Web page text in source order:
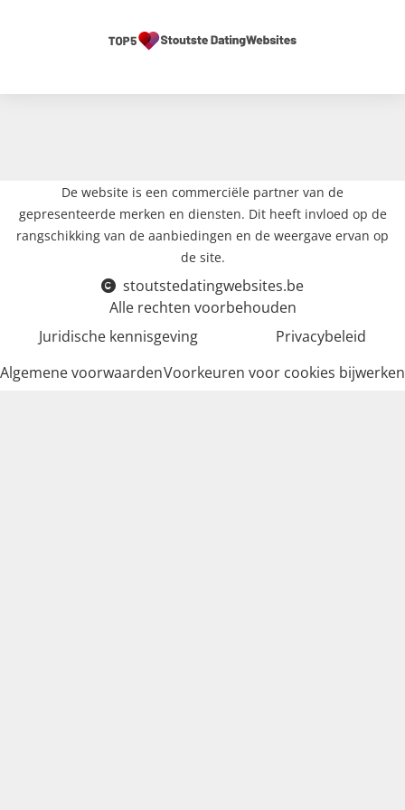
De website is een commerciële partner van de
gepresenteerde merken en diensten. Dit heeft invloed op de
rangschikking van de aanbiedingen en de weergave ervan op
de site.
stoutstedatingwebsites.be
Alle rechten voorbehouden
Juridische kennisgeving
Privacybeleid
Algemene voorwaardenVoorkeuren voor cookies bijwerken